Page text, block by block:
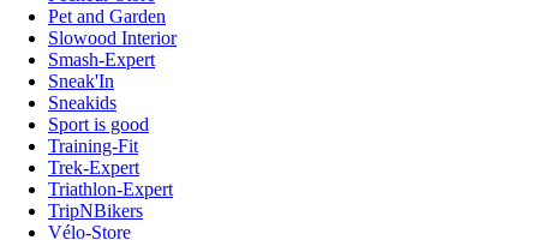
Pet and Garden
Slowood Interior
Smash-Expert
Sneak'In
Sneakids
Sport is good
Training-Fit
Trek-Expert
Triathlon-Expert
TripNBikers
Vélo-Store